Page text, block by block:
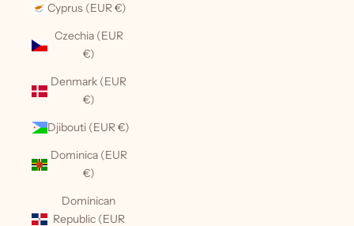
Cyprus (EUR €)
Czechia (EUR
€)
Denmark (EUR
€)
Djibouti (EUR €)
Dominica (EUR
€)
Dominican
Republic (EUR